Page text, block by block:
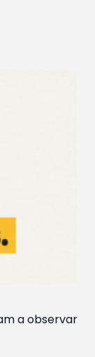
a observar